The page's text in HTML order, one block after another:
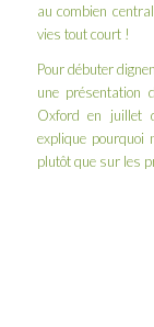
au combien
vies tout court !
Pour débuter
une présentation
Oxford en juillet
explique pourquoi
plutôt que sur les